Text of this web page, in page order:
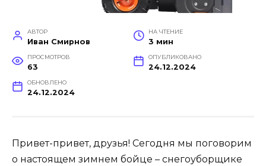
АВТОР
Иван Смирнов
НА ЧТЕНИЕ
3 мин
ПРОСМОТРОВ
63
ОПУБЛИКОВАНО
24.12.2024
ОБНОВЛЕНО
24.12.2024
Привет-привет, друзья! Сегодня мы поговорим
о настоящем зимнем бойце – снегоуборщике